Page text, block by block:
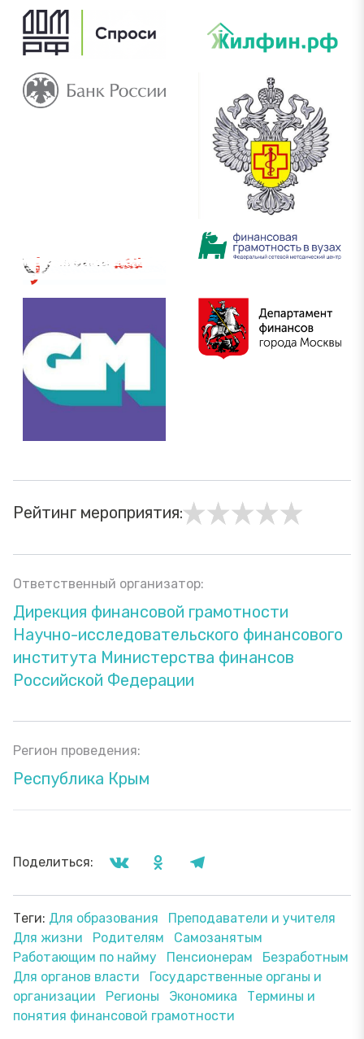
Рейтинг мероприятия:
Ответственный организатор:
Дирекция финансовой грамотности
Научно-исследовательского финансового
института Министерства финансов
Российской Федерации
Регион проведения:
Республика Крым
Поделиться:
Теги: Для образования
Преподаватели и учителя
Для жизни
Родителям
Самозанятым
Работающим по найму
Пенсионерам
Безработным
Для органов власти
Государственные органы и
организации
Регионы Экономика
Термины и
понятия финансовой грамотности